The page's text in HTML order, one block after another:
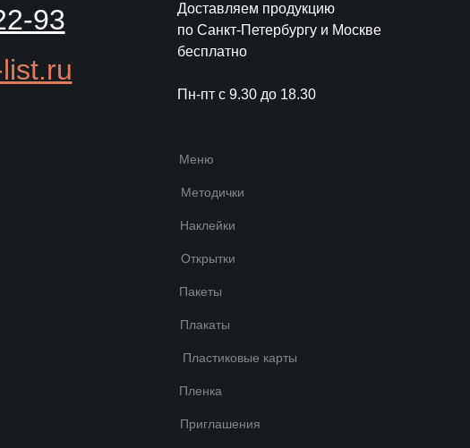
Пн-пт с 9.30 до 18.30
Доставляем продукцию
по Санкт-Петербургу и Москве
бесплатно
93
Пластиковые карты
Меню
Методички
Наклейки
Открытки
Пакеты
Плакаты
Пленка
Приглашения